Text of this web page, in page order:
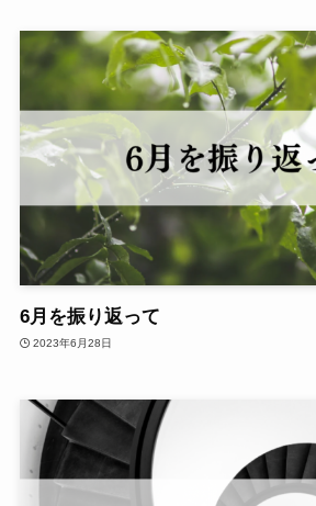
6月を振り返って
2023年6月28日